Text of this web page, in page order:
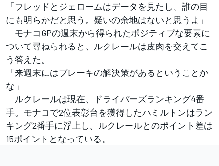
「フレッドとジェロームはデータを見たし、誰の目
にも明らかだと思う。疑いの余地はないと思うよ」
モナコGPの週末から得られたポジティブな要素に
ついて尋ねられると、ルクレールは皮肉を交えてこ
う答えた。
「来週末にはブレーキの解決策があるということか
な」
ルクレールは現在、ドライバーズランキング4番
手。モナコで2位表彰台を獲得したハミルトンはラン
キング2番手に浮上し、ルクレールとのポイント差は
15ポイントとなっている。